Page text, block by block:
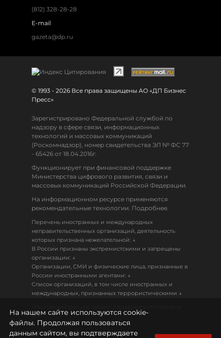
(812) 328-28-28
E-mail
gazeta@dp.ru
© 1993 - 2026 Все права защищены АО «ДП Бизнес
Пресс»
Зарегистрировано Федеральной службой по
надзору в сфере связи, информационных
технологий и массовых коммуникаций
(Роскомнадзор), номер свидетельства ЭЛ № ФС 77
- 65426 от 18.04.2016г.
Функционирует при финансовой поддержке
Министерства цифрового развития, связи и
массовых коммуникаций Российской Федерации.
На информационном ресурсе применяются
рекомендательные технологии. Подробнее.
Перечень иностранных и международных
неправительственных организаций, деятельность
которых признана нежелательной: ↓
В России признаны экстремистскими и запрещены
организации: ↓
Организации, СМИ и физические лица, признанные в
России иностранными агентами: ↓
Список организаций, в том числе иностранных и
международных, признанных террористическими ↓
18+
Политика конфиденциальности
На нашем сайте используются cookie-
файлы. Продолжая пользоваться
данным сайтом, вы подтверждаете